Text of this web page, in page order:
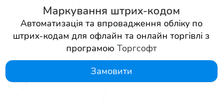
Маркування штрих-кодом
Автоматизація та впровадження обліку по
штрих-кодам для офлайн та онлайн торгівлі з
програмоюТоргсофт
Замовити